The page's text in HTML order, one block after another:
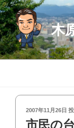
コ
ン
テ
ン
ツ
木
投
稿
2007年11月26日
市民の